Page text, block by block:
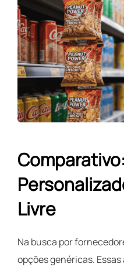
Livre
Na busca por
opções genéricas.